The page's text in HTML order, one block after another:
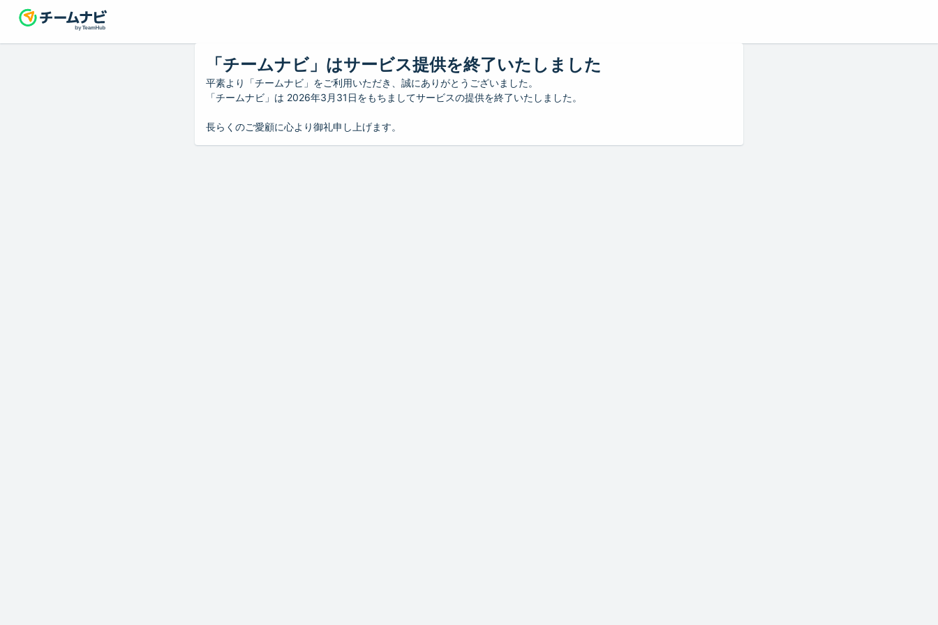
「チームナビ」はサービス提供を終了いたしました
平素より「チームナビ」をご利用いただき、誠にありがとうございました。
「チームナビ」は 2026年3月31日をもちましてサービスの提供を終了いたしました。
長らくのご愛顧に心より御礼申し上げます。